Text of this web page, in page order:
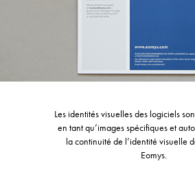
Les identités visuelles des logiciels
en tant qu’images spécifiques et
la continuité de l’identité visuelle
Eomys.